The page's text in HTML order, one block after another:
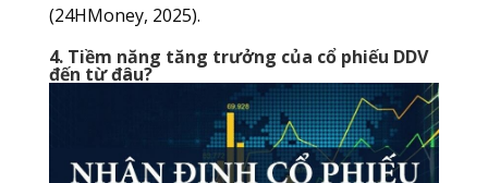
(24HMoney, 2025).
4. Tiềm năng tăng trưởng của cổ phiếu DDV
đến từ đâu?